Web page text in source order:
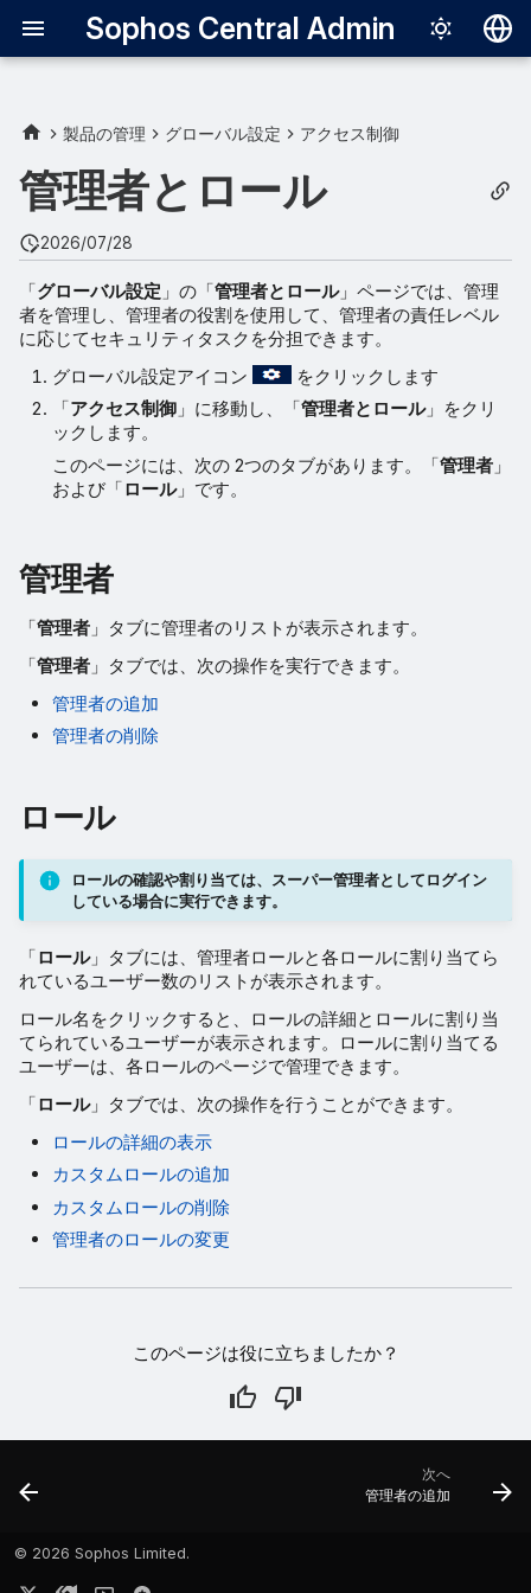
Sophos Central Admin
Italiano
日本語
Português
製品の管理 グローバル設定 アクセス制御
管理者とロール
2026/07/28
「グローバル設定 」の「管理者とロール」ページでは、管理
者を管理し、管理者の役割を使用して、管理者の責任レベル
に応じてセキュリティタスクを分担できます。
グローバル設定アイコン
をクリックします
「アクセス制御 」に移動し、「管理者とロール」をクリ
ックします。
このページには、次の 2つのタブがあります。「管理者 」
および「ロール」です。
管理者
「管理者 」タブに管理者のリストが表示されます。
「管理者 」タブでは、次の操作を実行できます。
管理者の追加
管理者の削除
ロール
ロールの確認や割り当ては、スーパー管理者としてログイン
している場合に実行できます。
「ロール」タブには、管理者ロールと各ロールに割り当てら
れているユーザー数のリストが表示されます。
ロール名をクリックすると、ロールの詳細とロールに割り当
てられているユーザーが表示されます。ロールに割り当てる
ユーザーは、各ロールのページで管理できます。
「ロール」タブでは、次の操作を行うことができます。
ロールの詳細の表示
カスタムロールの追加
カスタムロールの削除
管理者のロールの変更
このページは役に立ちましたか？
次へ
管理者の追加
© 2026 Sophos Limited.